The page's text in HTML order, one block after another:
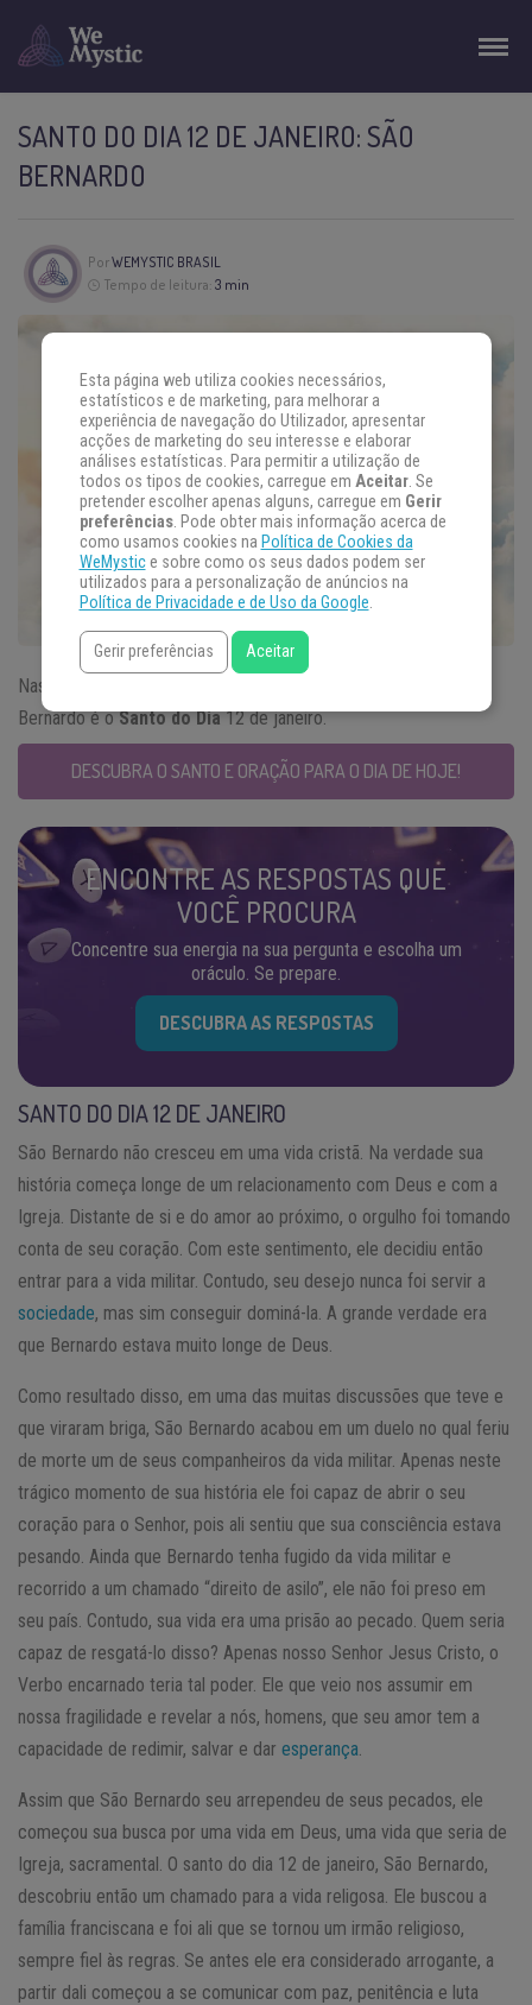
SANTO DO DIA 12 DE JANEIRO: SÃO
BERNARDO
PorWEMYSTIC BRASIL
Tempo de leitura: 3 min
Nascido em 1605, na cidade de Corleone, na Sicília, Itália, São
Bernardo é oSanto do Dia12 de janeiro.
DESCUBRA O SANTO E ORAÇÃO PARA O DIA DE HOJE!
ENCONTRE AS RESPOSTAS QUE
VOCÊ PROCURA
Concentre sua energia na sua pergunta e escolha um
oráculo. Se prepare.
DESCUBRA AS RESPOSTAS
SANTO DO DIA 12 DE JANEIRO
São Bernardo não cresceu em uma vida cristã. Na verdade sua
história começa longe de um relacionamento com Deus e com a
Igreja. Distante de si e do amor ao próximo, o orgulho foi tomando
conta de seu coração. Com este sentimento, ele decidiu então
entrar para a vida militar. Contudo, seu desejo nunca foi servir a
sociedade, mas sim conseguir dominá-la. A grande verdade era
que Bernardo estava muito longe de Deus.
Como resultado disso, em uma das muitas discussões que teve e
que viraram briga, São Bernardo acabou em um duelo no qual feriu
de morte um de seus companheiros da vida militar. Apenas neste
trágico momento de sua história ele foi capaz de abrir o seu
coração para o Senhor, pois ali sentiu que sua consciência estava
pesando. Ainda que Bernardo tenha fugido da vida militar e
recorrido a um chamado “direito de asilo”, ele não foi preso em
seu país. Contudo, sua vida era uma prisão ao pecado. Quem seria
capaz de resgatá-lo disso? Apenas nosso Senhor Jesus Cristo, o
Verbo encarnado teria tal poder. Ele que veio nos assumir em
nossa fragilidade e revelar a nós, homens, que seu amor tem a
capacidade de redimir, salvar e dar esperança
Assim que São Bernardo seu arrependeu de seus pecados, ele
começou sua busca por uma vida em Deus, uma vida que seria de
Igreja, sacramental. O santo do dia 12 de janeiro, São Bernardo,
descobriu então um chamado para a vida religosa. Ele buscou a
família franciscana e foi ali que se tornou um irmão religioso,
sempre fiel às regras. Se antes ele era considerado arrogante, a
partir dali começou a se comunicar com paz, penitência e luta
Esta página web utiliza cookies necessários,
estatísticos e de marketing, para melhorar a
experiência de navegação do Utilizador, apresentar
acções de marketing do seu interesse e elaborar
análises estatísticas. Para permitir a utilização de
todos os tipos de cookies, carregue em Aceitar. Se
pretender escolher apenas alguns, carregue em Gerir
preferências. Pode obter mais informação acerca de
como usamos cookies na Política de Cookies da
WeMystice sobre como os seus dados podem ser
utilizados para a personalização de anúncios na
Política de Privacidade e de Uso da Google.
Gerir preferências Aceitar